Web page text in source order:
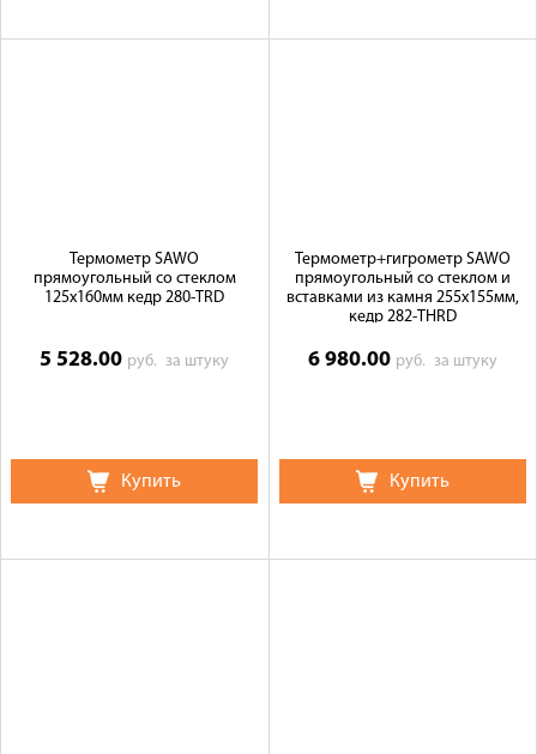
Термометр SAWO
прямоугольный со стеклом
125х160мм кедр 280-TRD
5 528.00 руб.за штуку
Купить
Термометр+гигрометр SAWO
прямоугольный со стеклом и
вставками из камня 255х155мм,
кедр 282-THRD
6 980.00 руб. за штуку
Купить